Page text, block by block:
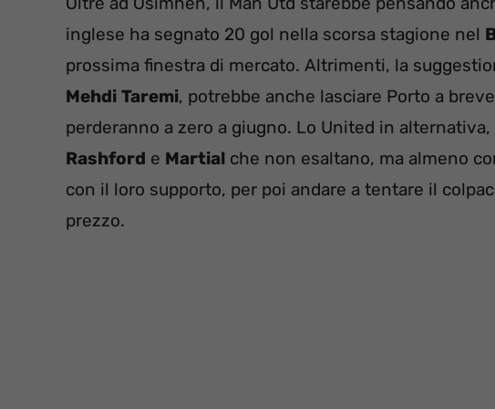
inglese ha segnato 20 gol nella scorsa stagione nel
prossima finestra di mercato. Altrimenti, la
Mehdi Taremi, potrebbe anche lasciare Porto a
perderanno a zero a giugno. Lo United in
Rashford e Martial che non esaltano, ma almeno
con il loro supporto, per poi andare a tentare il
prezzo.